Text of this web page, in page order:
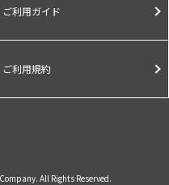
ご利用ガイド
ご利用規約
All Rights Reserved.